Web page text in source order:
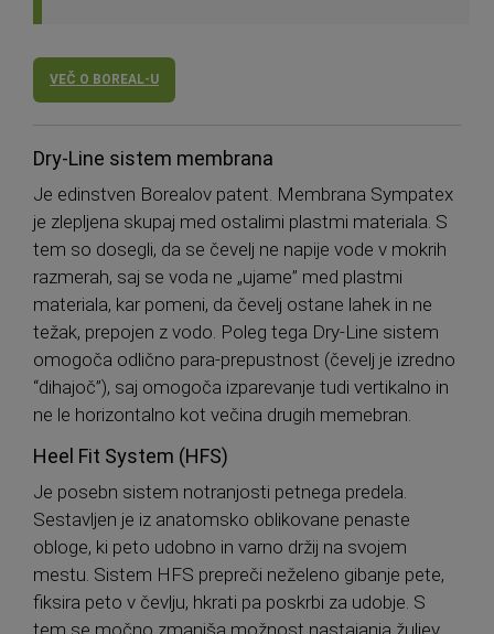
VEČ O BOREAL-U
Dry-Line sistem membrana
Je edinstven Borealov patent. Membrana Sympatex
je zlepljena skupaj med ostalimi plastmi materiala. S
tem so dosegli, da se čevelj ne napije vode v mokrih
razmerah, saj se voda ne „ujame” med plastmi
materiala, kar pomeni, da čevelj ostane lahek in ne
težak, prepojen z vodo. Poleg tega Dry-Line sistem
omogoča odlično para-prepustnost (čevelj je izredno
“dihajoč”), saj omogoča izparevanje tudi vertikalno in
ne le horizontalno kot večina drugih memebran.
Heel Fit System (HFS)
Je posebn sistem notranjosti petnega predela.
Sestavljen je iz anatomsko oblikovane penaste
obloge, ki peto udobno in varno držij na svojem
mestu. Sistem HFS prepreči neželeno gibanje pete,
fiksira peto v čevlju, hkrati pa poskrbi za udobje. S